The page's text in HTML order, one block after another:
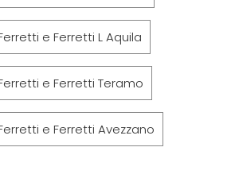
e Ferretti L Aquila
e Ferretti Teramo
e Ferretti Avezzano